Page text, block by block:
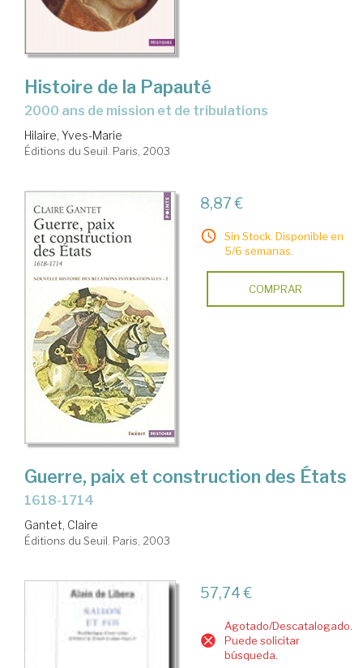
Histoire de la Papauté
2000 ans de mission et de tribulations
Hilaire, Yves-Marie
Éditions du Seuil. Paris, 2003
8,87 €
Sin Stock. Disponible en
5/6 semanas.
COMPRAR
Guerre, paix et construction des États
1618-1714
Gantet, Claire
Éditions du Seuil. Paris, 2003
57,74 €
Agotado/Descatalogado.
Puede solicitar
búsqueda.